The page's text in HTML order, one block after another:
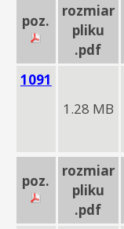
poz.
rozmiar
pliku
.pdf
1091
1.28 MB
poz.
rozmiar
pliku
.pdf